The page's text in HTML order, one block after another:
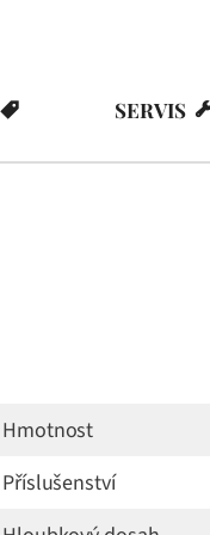
SERVIS
Hmotnost
Příslušenství